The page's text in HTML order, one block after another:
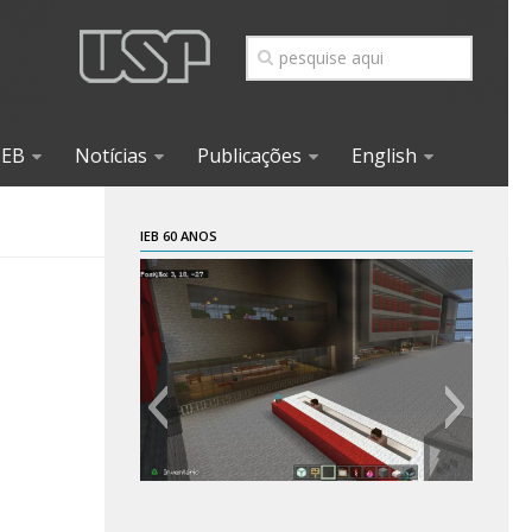
Notícias Publicações English
IEB 60 ANOS